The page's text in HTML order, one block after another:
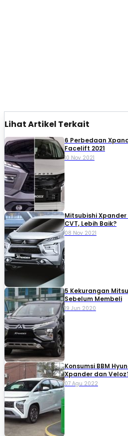
Lihat Artikel Terkait
6 Perbedaan
Facelift 2021
10 Nov 2021
Mitsubishi
CVT, Lebih Baik?
08 Nov 2021
5 Kekurangan
Sebelum Membeli
19 Jun 2020
Konsumsi BBM
Xpander dan
07 Agu 2022